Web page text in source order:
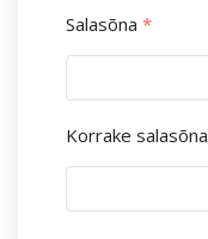
Salasõna *
Korrake salasõna